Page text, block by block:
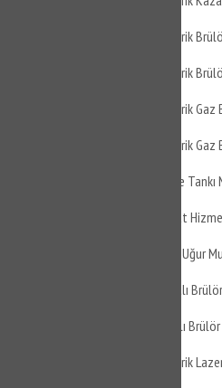
İzmit Kadıköy Atmosferik
İzmit Kadıköy Atmosferik
İzmit Kadıköy Atmosferik
İzmit Kadıköy Atmosferik
İzmit Kadıköy Genleşme Tankı
İzmit Kadıköy Su Tesisat
İzmit Kadıköy Mutfak BUğur
İzmit Kadıköy Gaz Yakıtlı
İzmit Kadıköy Sıvı Yakıtlı
İzmit Kadıköy Atmosferik